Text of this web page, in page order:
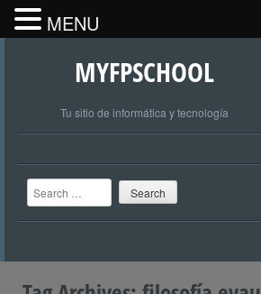
MYFPSCHOOL
Tu sitio de informática y tecnología
Search
MENU